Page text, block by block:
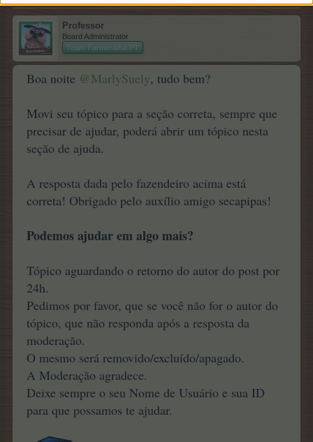
Professor
Board Administrator
Team Farmerama PT
Boa noite @MarlySuely, tudo bem?
Movi seu tópico para a seção correta, sempre que
precisar de ajudar, poderá abrir um tópico nesta
seção de ajuda.
A resposta dada pelo fazendeiro acima está
correta! Obrigado pelo auxílio amigo secapipas!
Podemos ajudar em algo mais?
Tópico aguardando o retorno do autor do post por
24h.
Pedimos por favor, que se você não for o autor do
tópico, que não responda após a resposta da
moderação.
O mesmo será removido/excluído/apagado.
A Moderação agradece.
Deixe sempre o seu Nome de Usuário e sua ID
para que possamos te ajudar.